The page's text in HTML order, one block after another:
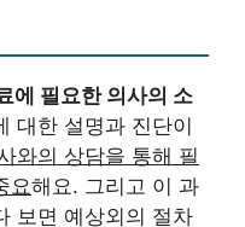
에 필요한 의사의 소
대한 설명과 진단이
와의 상담을 통해 필
요해요. 그리고 이 과
보면 예상외의 절차